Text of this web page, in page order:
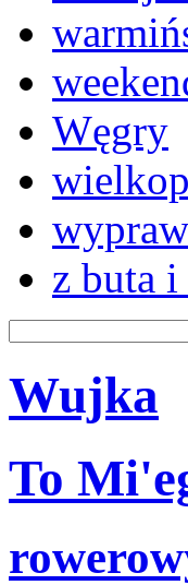
Węgry
z buta
Wujka
To